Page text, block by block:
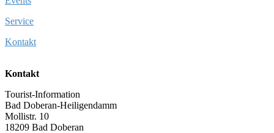
Service
Kontakt
Kontakt
Tourist-Information
Bad Doberan-Heiligendamm
Mollistr. 10
18209 Bad Doberan